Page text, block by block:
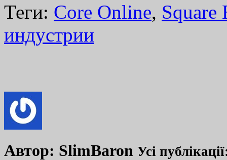
Теги: Core Online, Square
индустрии
Автор: SlimBaron Усі